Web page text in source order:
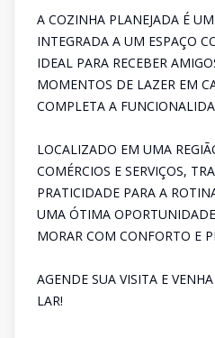
A COZINHA PLANEJADA É
INTEGRADA A UM ESPAÇO
IDEAL PARA RECEBER
MOMENTOS DE LAZER EM
COMPLETA A
LOCALIZADO EM UMA
COMÉRCIOS E SERVIÇOS,
PRATICIDADE PARA A
UMA ÓTIMA
MORAR COM CONFORTO E
AGENDE SUA VISITA E
LAR!